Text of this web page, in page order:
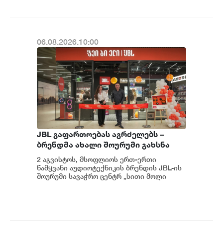
06.08.2026.10:00
JBL გაფართოებას აგრძელებს –
ბრენდმა ახალი შოურუმი გახსნა
2 აგვისტოს, მსოფლიოს ერთ-ერთი
წამყვანი აუდიოტექნიკის ბრენდის JBL-ის
შოურუმი სავაჭრო ცენტრ „სითი მოლი